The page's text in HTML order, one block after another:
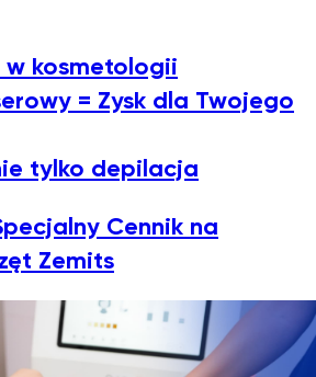
w kosmetologii
= Zysk dla Twojego
tylko depilacja
Cennik na
Zemits